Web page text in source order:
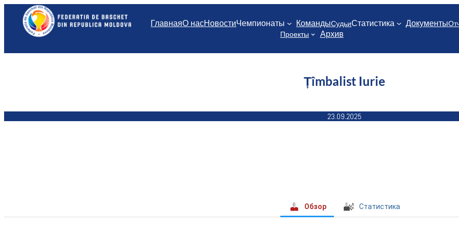
Перейти
содержимому
ГлавнаяО насНовостиЧемпионаты КомандыСудьиСтатистика Документы
Проекты
Архив
Țîmbalist Iurie
23.09.2025
Обзор Статистика